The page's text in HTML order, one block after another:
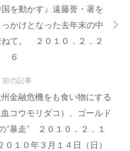
を動かす』遠藤誉・著を
かけとなった去年末の中
ねて。 ２０１０．２．２
６
前の記事
金融危機をも食い物にする
コウモリダコ）、ゴールド
“暴走” ２０１０．２．１
１０年３月１４日（日）